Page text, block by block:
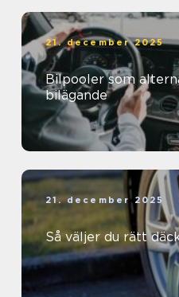
21. december 2025
Bilpooler som
bilägande
21. december 2025
Så väljer du rätt